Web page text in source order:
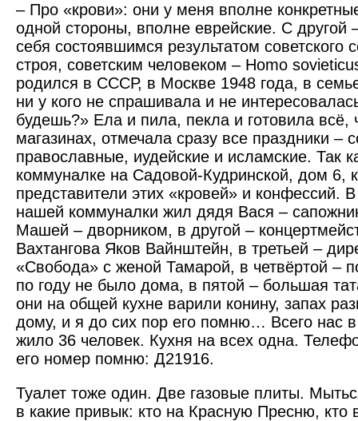
– Про «крови»: они у меня вполне
одной стороны, вполне еврейские. С другой
себя состоявшимся результатом советского
строя, советским человеком – Homo
родился в СССР, в Москве 1948 года, в
ни у кого не спрашивала и не
будешь?» Ела и пила, пекла и готовила всё,
магазинах, отмечала сразу все праздники –
православные, иудейские и исламские. Так
коммуналке на Садовой-Кудринской, дом 6,
представители этих «кровей» и конфессий.
нашей коммуналки жил дядя Вася –
Машей – дворником, в другой –
Вахтангова Яков Вайнштейн, в третьей –
«Свобода» с женой Тамарой, в четвёртой –
по году не было дома, в пятой – большая
они на общей кухне варили конину, запах
дому, и я до сих пор его помню… Всего нас
жило 36 человек. Кухня на всех одна.
его номер помню: Д21916.
Туалет тоже один. Две газовые плиты.
в какие привык: кто на Красную Пресню, кто